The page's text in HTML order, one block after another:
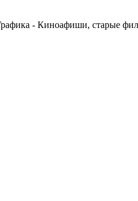
- Киноафиши, старые